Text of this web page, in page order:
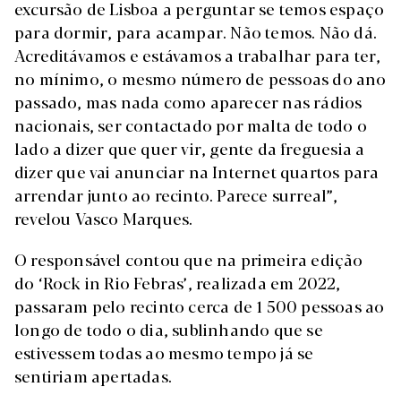
excursão de Lisboa a perguntar se temos espaço
para dormir, para acampar. Não temos. Não dá.
Acreditávamos e estávamos a trabalhar para ter,
no mínimo, o mesmo número de pessoas do ano
passado, mas nada como aparecer nas rádios
nacionais, ser contactado por malta de todo o
lado a dizer que quer vir, gente da freguesia a
dizer que vai anunciar na Internet quartos para
arrendar junto ao recinto. Parece surreal”,
revelou Vasco Marques.
O responsável contou que na primeira edição
do ‘Rock in Rio Febras’, realizada em 2022,
passaram pelo recinto cerca de 1 500 pessoas ao
longo de todo o dia, sublinhando que se
estivessem todas ao mesmo tempo já se
sentiriam apertadas.